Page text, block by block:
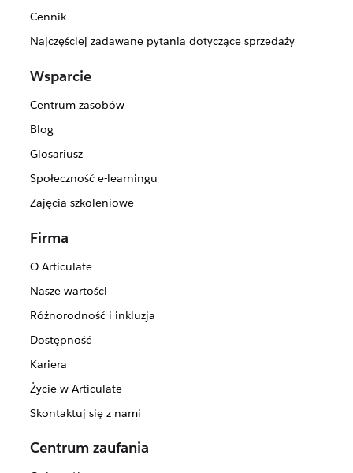
Cennik
Najczęściej zadawane pytania dotyczące sprzedaży
Wsparcie
Centrum zasobów
Blog
Glosariusz
Społeczność e-learningu
Zajęcia szkoleniowe
Firma
O Articulate
Nasze wartości
Różnorodność i inkluzja
Dostępność
Kariera
Życie w Articulate
Skontaktuj się z nami
Centrum zaufania